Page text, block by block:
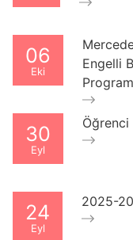
06
Eki
Engelli
30
Eyl
Öğrenci
24
Eyl
2025-